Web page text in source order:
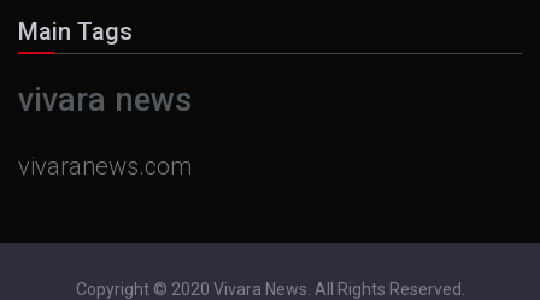
Main Tags
vivara news
vivaranews.com
Copyright © 2020 Vivara News. All Rights Reserved.